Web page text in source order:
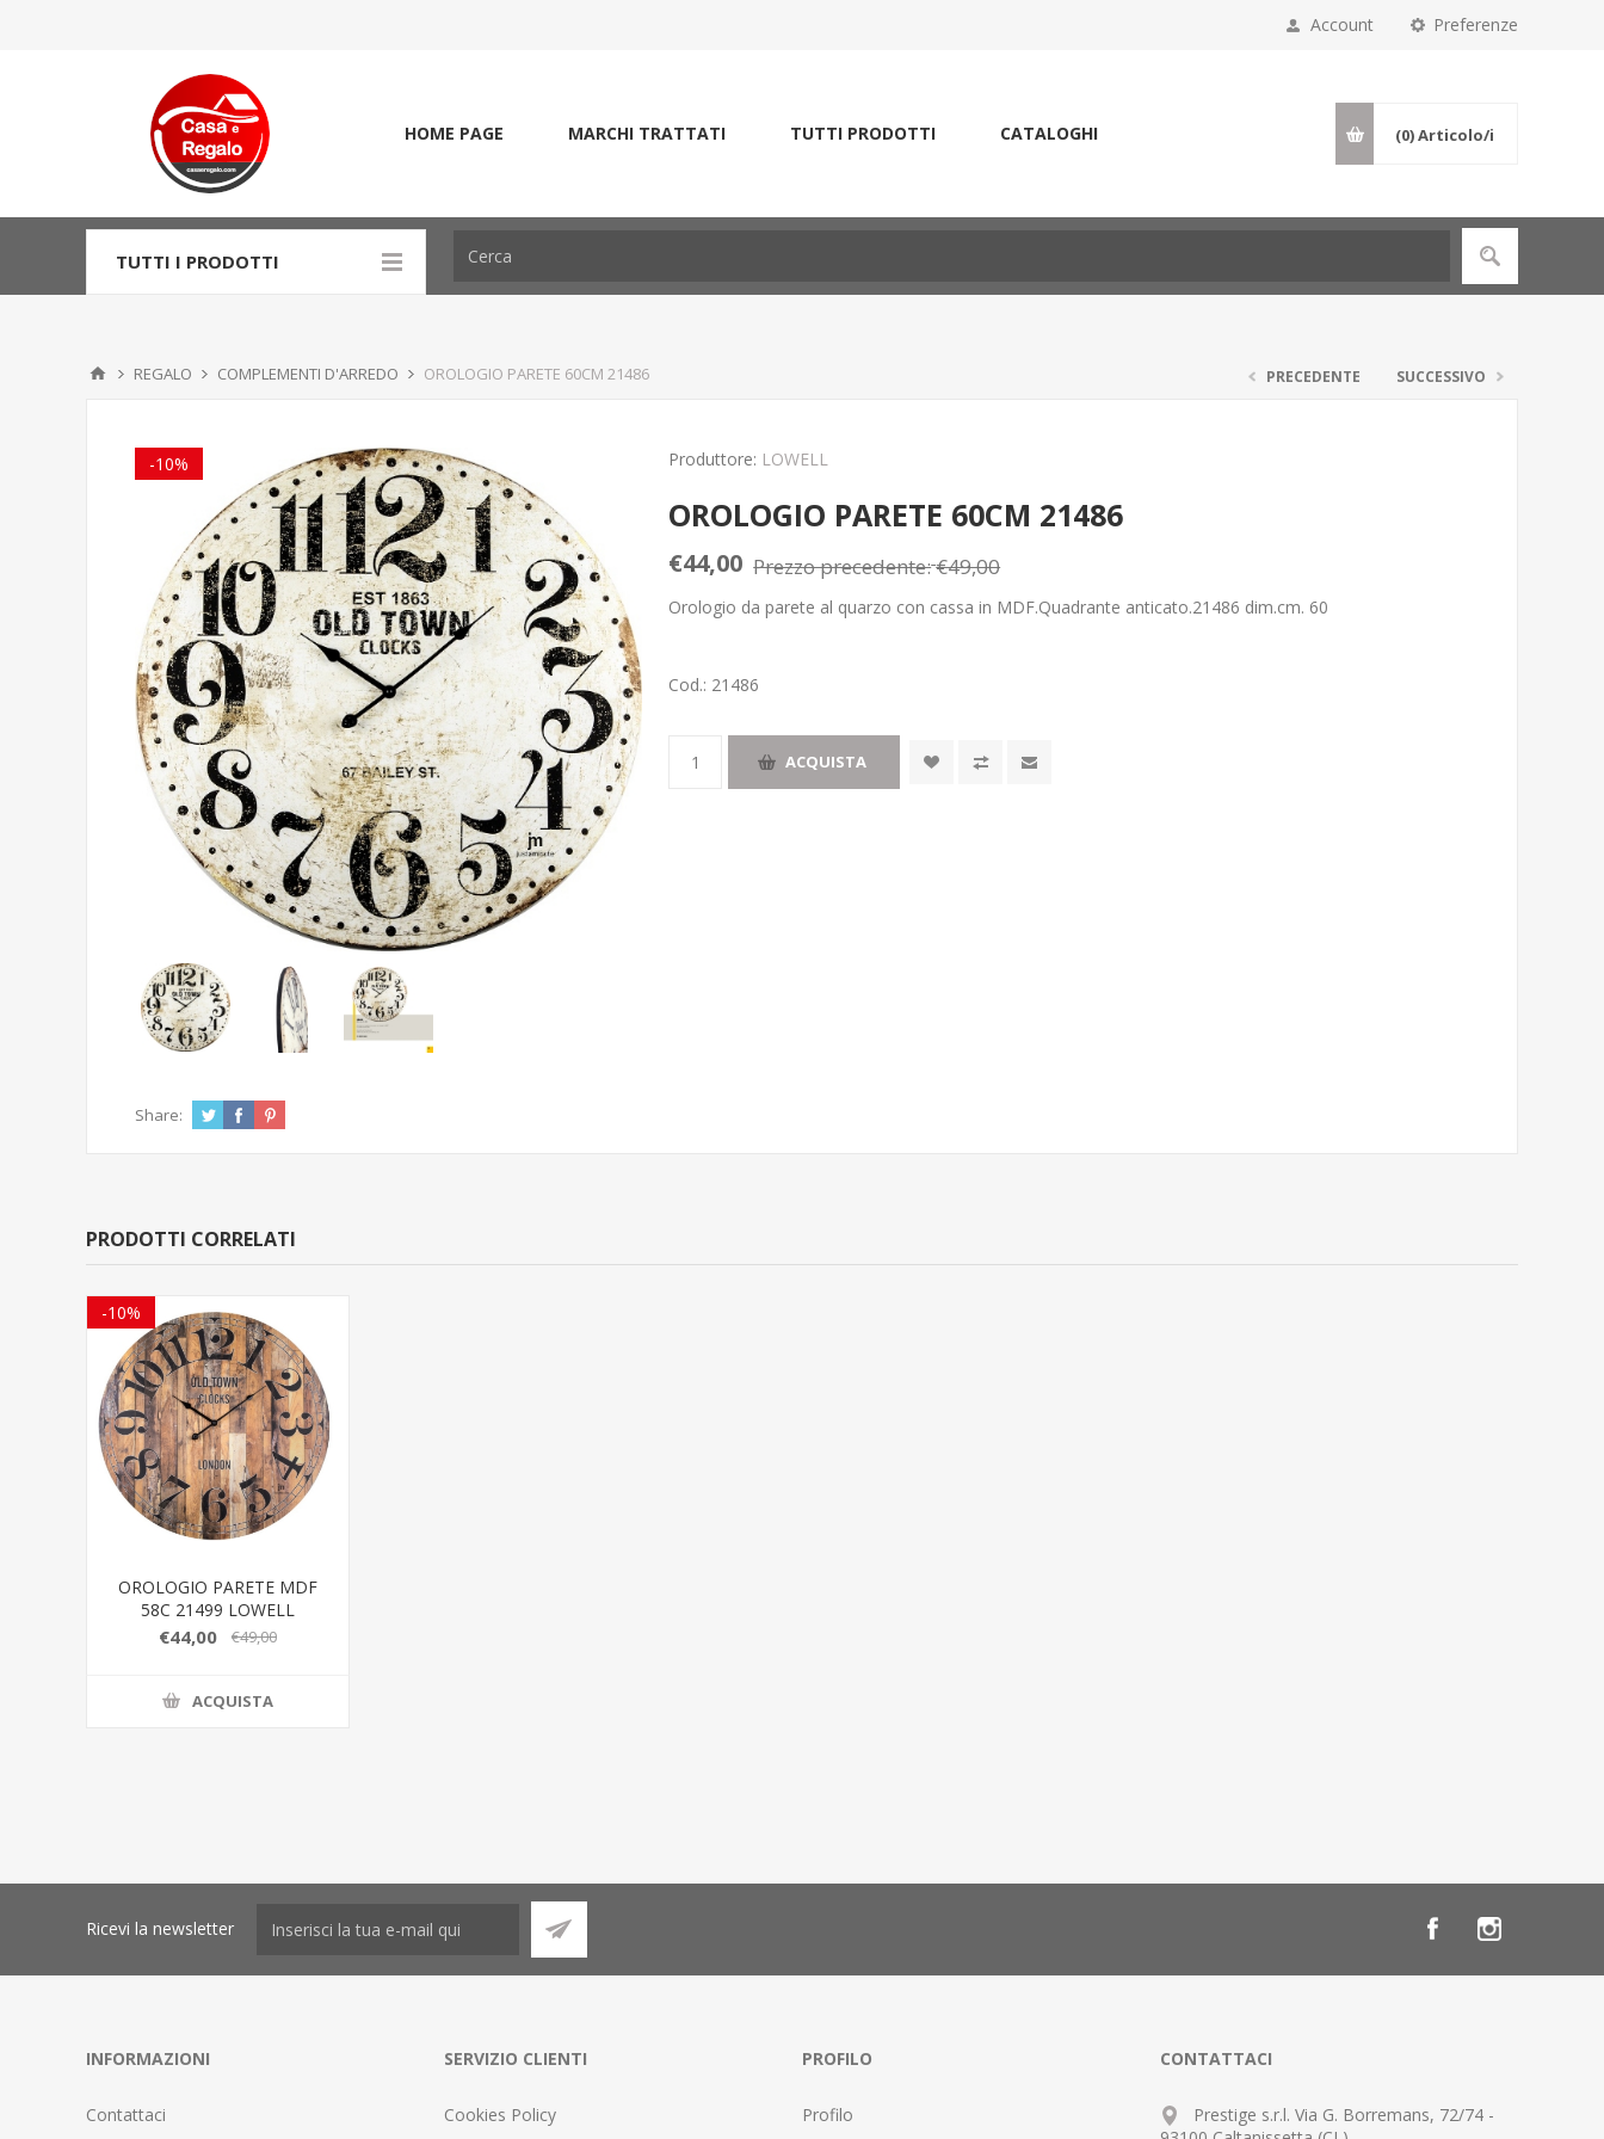
Preferenze
Account
HOME PAGE MARCHI TRATTATI TUTTI PRODOTTI CATALOGHI (0)Articolo/i
TUTTI I PRODOTTI
REGALO COMPLEMENTI D'ARREDO OROLOGIO PARETE 60CM 21486 PRECEDENTE SUCCESSIVO
-10% Produttore: LOWELL
OROLOGIO PARETE 60CM 21486
€44,00 Prezzo precedente:€49,00
Orologio da parete al quarzo con cassa in MDF.Quadrante anticato.21486 dim.cm. 60
Cod.: 21486
ACQUISTA
Share:
PRODOTTI CORRELATI
-10%
OROLOGIO PARETE MDF
58C 21499 LOWELL
€44,00 €49,00
ACQUISTA
Ricevi la newsletter
INFORMAZIONI
Contattaci
SERVIZIO CLIENTI
Cookies Policy
PROFILO
Profilo
CONTATTACI
Prestige s.r.l. Via G. Borremans, 72/74 -